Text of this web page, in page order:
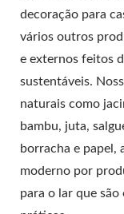
decoração para
vários outros
e externos feitos
sustentáveis.
naturais como
bambu, juta,
borracha e papel,
moderno por
para o lar que